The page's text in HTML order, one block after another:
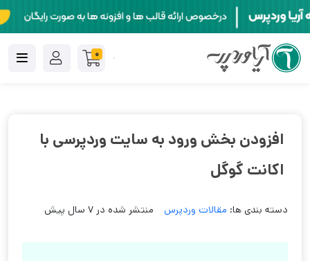
0
افزودن بخش ورود به سایت وردپرسی با
اکانت گوگل
دسته بندی ها: مقالات وردپرس منتشر شده در 7 سال پیش